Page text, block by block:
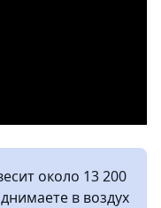
около 13 200
в воздух